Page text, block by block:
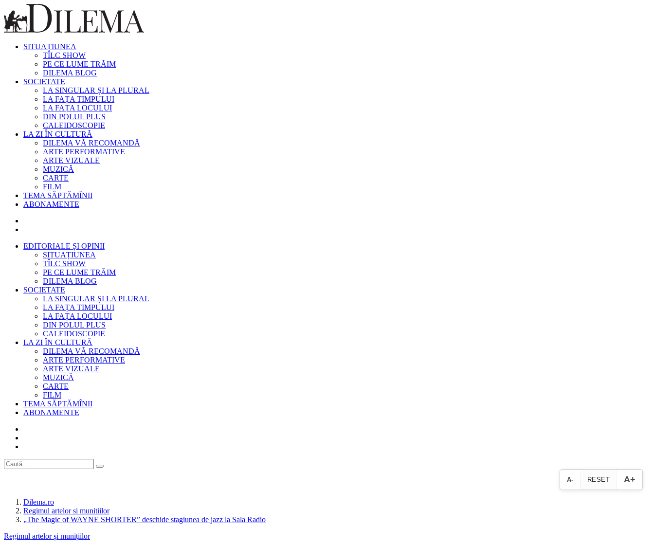
SITUAȚIUNEA
TÎLC SHOW
PE CE LUME TRĂIM
DILEMA BLOG
SOCIETATE
LA SINGULAR ȘI LA PLURAL
LA FAȚA TIMPULUI
LA FAȚA LOCULUI
DIN POLUL PLUS
CALEIDOSCOPIE
LA ZI ÎN CULTURĂ
DILEMA VĂ RECOMANDĂ
ARTE PERFORMATIVE
ARTE VIZUALE
MUZICĂ
CARTE
FILM
TEMA SĂPTĂMÎNII
ABONAMENTE
EDITORIALE ȘI OPINII
SITUAȚIUNEA
TÎLC SHOW
PE CE LUME TRĂIM
DILEMA BLOG
SOCIETATE
LA SINGULAR ȘI LA PLURAL
LA FAȚA TIMPULUI
LA FAȚA LOCULUI
DIN POLUL PLUS
CALEIDOSCOPIE
LA ZI ÎN CULTURĂ
DILEMA VĂ RECOMANDĂ
ARTE PERFORMATIVE
ARTE VIZUALE
MUZICĂ
CARTE
FILM
TEMA SĂPTĂMÎNII
ABONAMENTE
A- RESET A+
Dilema.ro
Regimul artelor si munitiilor
„The Magic of WAYNE SHORTER” deschide stagiunea de jazz la Sala Radio
Regimul artelor și munițiilor